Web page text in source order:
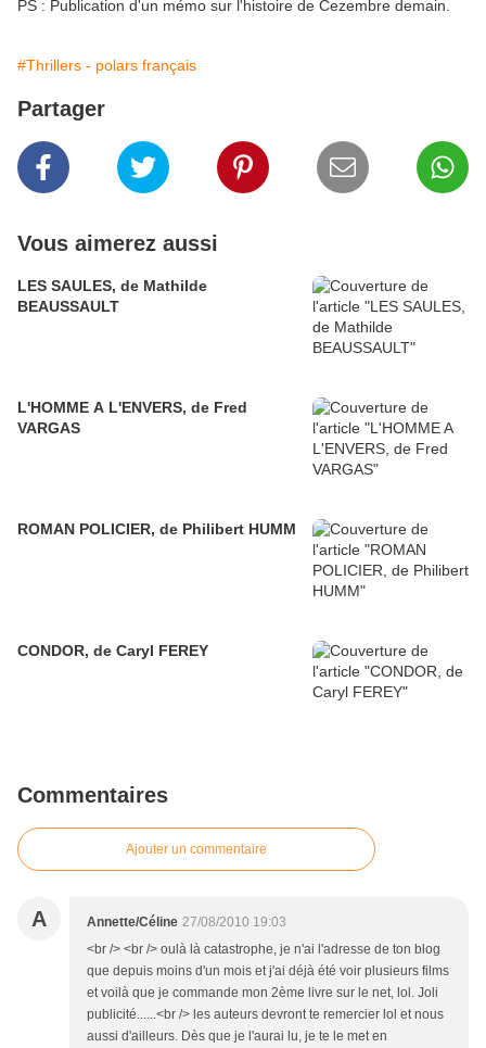
PS : Publication d'un mémo sur l'histoire de Cezembre demain.
#Thrillers - polars français
Partager
Vous aimerez aussi
LES SAULES, de Mathilde
BEAUSSAULT
L'HOMME A L'ENVERS, de Fred
VARGAS
ROMAN POLICIER, de Philibert HUMM
CONDOR, de Caryl FEREY
Commentaires
Ajouter un commentaire
A Annette/Céline 27/08/2010 19:03
<br /> <br /> oulà là catastrophe, je n'ai l'adresse de ton blog
que depuis moins d'un mois et j'ai déjà été voir plusieurs films
et voilà que je commande mon 2ème livre sur le net, lol. Joli
publicité......<br /> les auteurs devront te remercier lol et nous
aussi d'ailleurs. Dès que je l'aurai lu, je te le met en